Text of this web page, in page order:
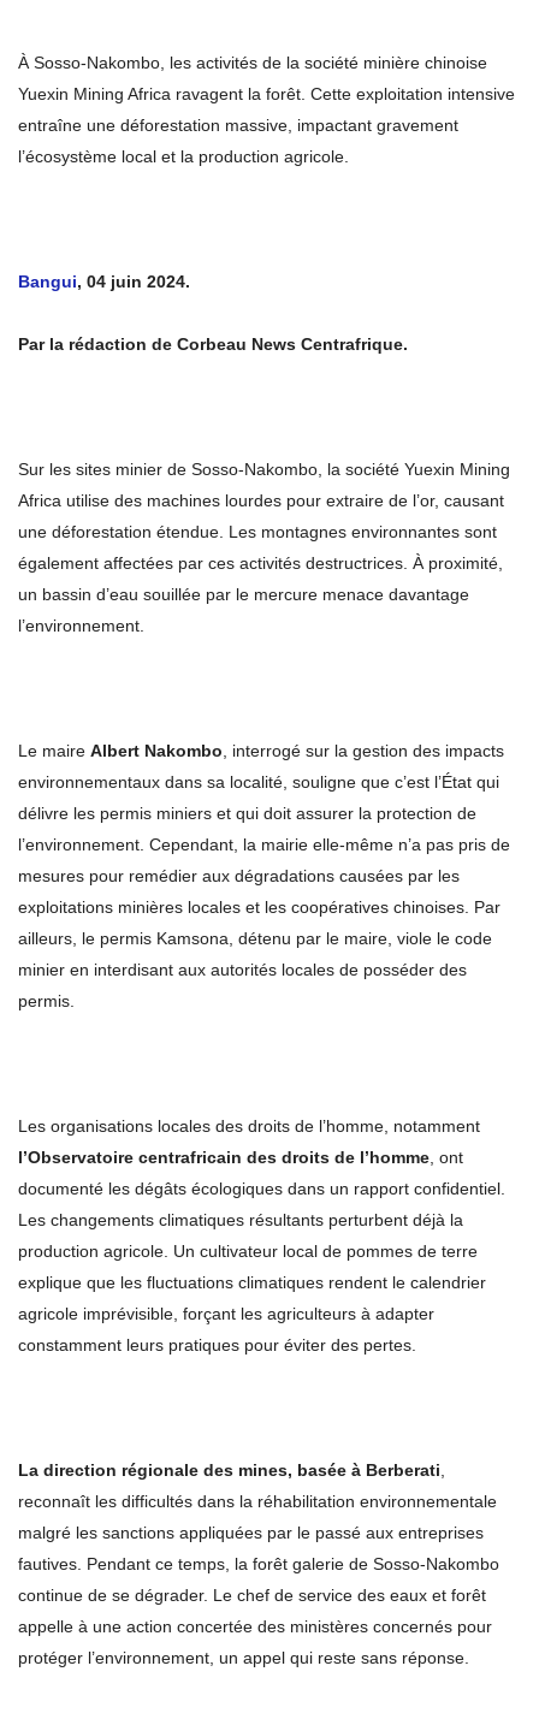
À Sosso-Nakombo, les activités de la société minière chinoise
Yuexin Mining Africa ravagent la forêt. Cette exploitation intensive
entraîne une déforestation massive, impactant gravement
l’écosystème local et la production agricole.
Bangui, 04 juin 2024.
Par la rédaction de Corbeau News Centrafrique.
Sur les sites minier de Sosso-Nakombo, la société Yuexin Mining
Africa utilise des machines lourdes pour extraire de l’or, causant
une déforestation étendue. Les montagnes environnantes sont
également affectées par ces activités destructrices. À proximité,
un bassin d’eau souillée par le mercure menace davantage
l’environnement.
Le maire Albert Nakombo, interrogé sur la gestion des impacts
environnementaux dans sa localité, souligne que c’est l’État qui
délivre les permis miniers et qui doit assurer la protection de
l’environnement. Cependant, la mairie elle-même n’a pas pris de
mesures pour remédier aux dégradations causées par les
exploitations minières locales et les coopératives chinoises. Par
ailleurs, le permis Kamsona, détenu par le maire, viole le code
minier en interdisant aux autorités locales de posséder des
permis.
Les organisations locales des droits de l’homme, notamment
l’Observatoire centrafricain des droits de l’homme, ont
documenté les dégâts écologiques dans un rapport confidentiel.
Les changements climatiques résultants perturbent déjà la
production agricole. Un cultivateur local de pommes de terre
explique que les fluctuations climatiques rendent le calendrier
agricole imprévisible, forçant les agriculteurs à adapter
constamment leurs pratiques pour éviter des pertes.
La direction régionale des mines, basée à Berberati,
reconnaît les difficultés dans la réhabilitation environnementale
malgré les sanctions appliquées par le passé aux entreprises
fautives. Pendant ce temps, la forêt galerie de Sosso-Nakombo
continue de se dégrader. Le chef de service des eaux et forêt
appelle à une action concertée des ministères concernés pour
protéger l’environnement, un appel qui reste sans réponse.